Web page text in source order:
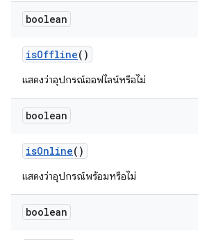
boolean
isOffline()
แสดงว่าอุปกรณ์ออฟไลน์หรือไม่
boolean
isOnline()
แสดงว่าอุปกรณ์พร้อมหรือไม่
boolean